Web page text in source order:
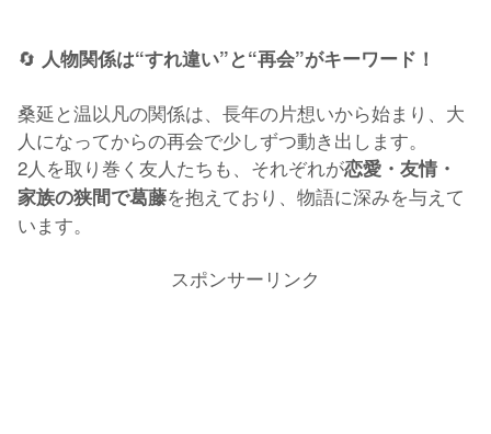
🔄 人物関係は“すれ違い”と“再会”がキーワード！
桑延と温以凡の関係は、長年の片想いから始まり、大
人になってからの再会で少しずつ動き出します。
2人を取り巻く友人たちも、それぞれが恋愛・友情・
家族の狭間で葛藤を抱えており、物語に深みを与えて
います。
スポンサーリンク